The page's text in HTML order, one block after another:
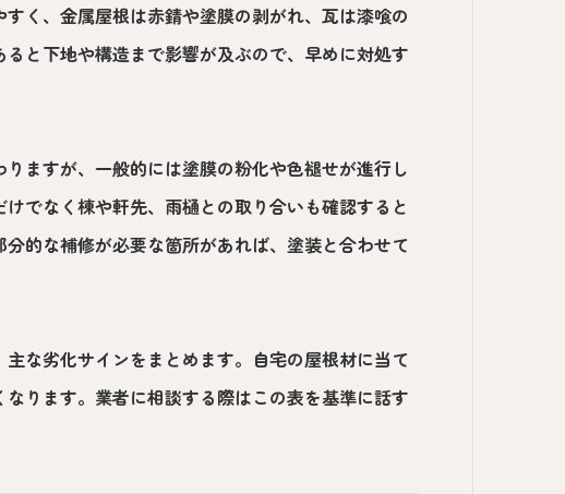
く、金属屋根は赤錆や塗膜の剥がれ、瓦は漆喰の
と下地や構造まで影響が及ぶので、早めに対処す
ますが、一般的には塗膜の粉化や色褪せが進行し
でなく棟や軒先、雨樋との取り合いも確認すると
的な補修が必要な箇所があれば、塗装と合わせて
な劣化サインをまとめます。自宅の屋根材に当て
ります。業者に相談する際はこの表を基準に話す